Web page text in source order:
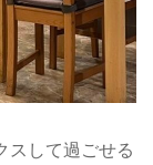
スして過ごせる